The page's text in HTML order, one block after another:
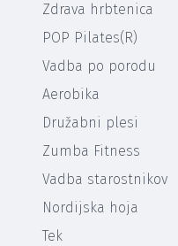
Zdrava hrbtenica
POP Pilates(R)
Vadba po porodu
Aerobika
Družabni plesi
Zumba Fitness
Vadba starostnikov
Nordijska hoja
Tek